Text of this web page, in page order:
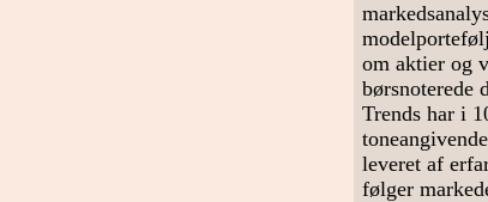
om aktier og
børsnoterede
Trends har i
leveret af
følger